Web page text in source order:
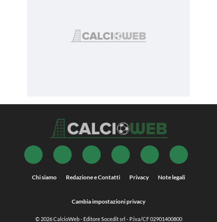
Chi siamo Redazione e Contatti Privacy Note legali
Cambia impostazioni privacy
© 2026CalcioWeb- Editore Socedit srl - P.iva/CF 02901400800